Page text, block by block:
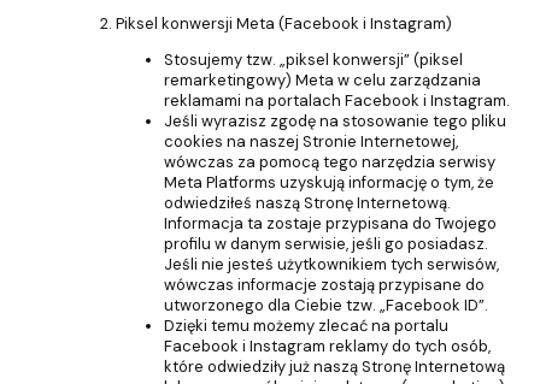
Piksel konwersji Meta (Facebook i Instagram)
Stosujemy tzw. „piksel konwersji” (piksel
remarketingowy) Meta w celu zarządzania
reklamami na portalach Facebook i Instagram.
Jeśli wyrazisz zgodę na stosowanie tego pliku
cookies na naszej Stronie Internetowej,
wówczas za pomocą tego narzędzia serwisy
Meta Platforms uzyskują informację o tym, że
odwiedziłeś naszą Stronę Internetową.
Informacja ta zostaje przypisana do Twojego
profilu w danym serwisie, jeśli go posiadasz.
Jeśli nie jesteś użytkownikiem tych serwisów,
wówczas informacje zostają przypisane do
utworzonego dla Ciebie tzw. „Facebook ID”.
Dzięki temu możemy zlecać na portalu
Facebook i Instagram reklamy do tych osób,
które odwiedziły już naszą Stronę Internetową